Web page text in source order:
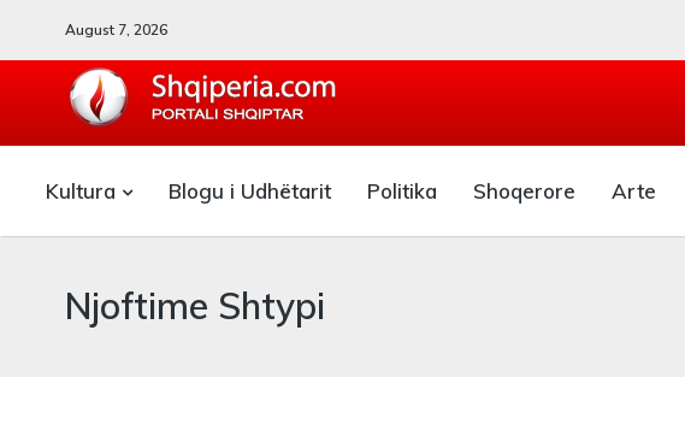
August 7, 2026
Kultura Blogu i Udhëtarit Politika Shoqerore Arte
Njoftime Shtypi